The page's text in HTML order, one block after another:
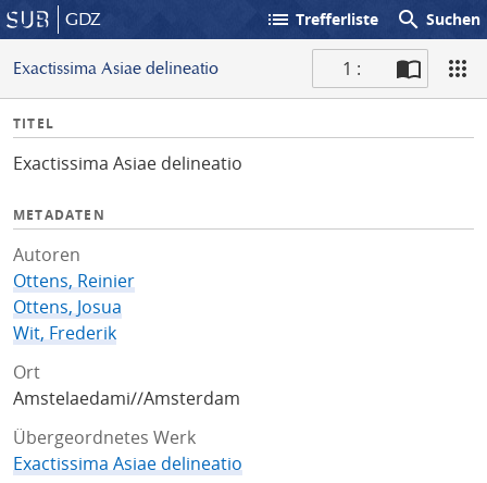
GDZ list Trefferliste search Suchen
Exactissima Asiae delineatio 1 :
I
f
TITEL
Exactissima Asiae delineatio
METADATEN
Autoren
Ottens, Reinier
Ottens, Josua
Wit, Frederik
Ort
Amstelaedami//Amsterdam
Übergeordnetes Werk
Exactissima Asiae delineatio